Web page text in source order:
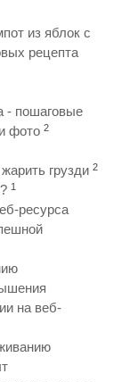
из яблок с
рецепта
- пошаговые
фото 2
грузди 2
1
ресурса
на веб-